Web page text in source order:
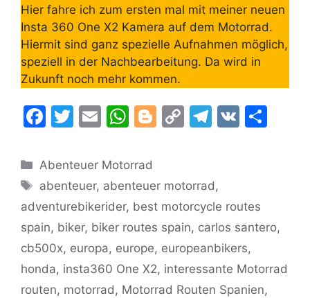
Hier fahre ich zum ersten mal mit meiner neuen
Insta 360 One X2 Kamera auf dem Motorrad.
Hiermit sind ganz spezielle Aufnahmen möglich,
speziell in der Nachbearbeitung. Da wird in
Zukunft noch mehr kommen.
F
c
e
b
o
o
k
T
itt
er
E
ai
l
W
at
s
A
p
p
Bl
g
er
C
y
Li
n
k
T
gr
a
m
V
Kategorien
Abenteuer Motorrad
Schlagwörter
abenteuer, abenteuer motorrad,
adventurebikerider, best motorcycle routes
spain, biker, biker routes spain, carlos santero,
cb500x, europa, europe, europeanbikers,
honda, insta360 One X2, interessante Motorrad
routen, motorrad, Motorrad Routen Spanien,